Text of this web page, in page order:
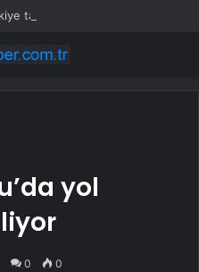
tarihi bir adımdır
yol
0 0